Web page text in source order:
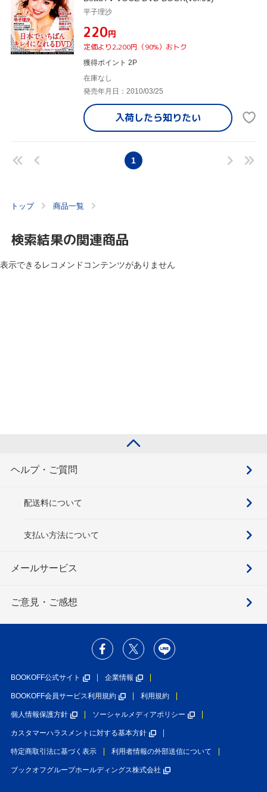
平子理沙
¥220円
定価より2,200円（90%）おトク
獲得ポイント 2P
在庫なし
発売年月日：2010/03/25
入荷したら知りたい
1
トップ 商品一覧
検索結果の関連商品
表示できるレコメンドコンテンツがありません
ヘルプ・ご質問
配送料について
支払い方法について
メールサービス
ご意見・ご感想
BOOKOFF公式サイト 企業情報
BOOKOFF会員サービス利用規約 利用規約
個人情報保護方針 ソーシャルメディアポリシー
カスタマーハラスメントに対する基本方針
特定商取引法に基づく表示 利用者情報の外部送信について
ブックオフグループホールディングス株式会社